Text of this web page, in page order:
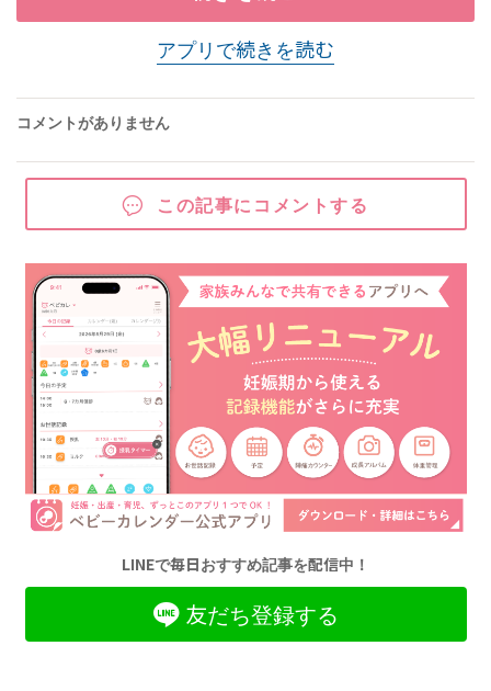
アプリで続きを読む
コメントがありません
この記事にコメントする
LINEで毎日おすすめ記事を配信中！
友だち登録する